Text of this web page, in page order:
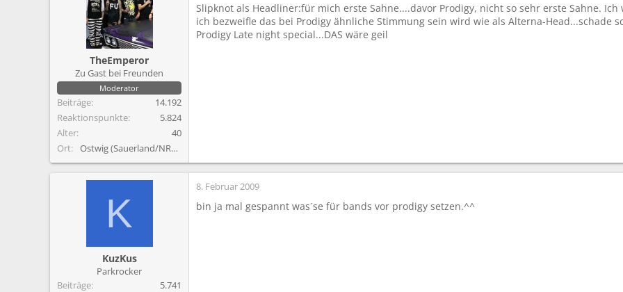
TheEmperor
Zu Gast bei Freunden
Moderator
Beiträge
14.192
Reaktionspunkte
5.824
Alter
40
Ort
Ostwig (Sauerland/NRW)
Slipknot als Headliner:für mich erste Sahne....davor Prodigy, nicht so sehr erste Sahne.
ich bezweifle das bei Prodigy ähnliche Stimmung sein wird wie als Alterna-Head...schade
Prodigy Late night special...DAS wäre geil
K
KuzKus
Parkrocker
Beiträge
5.741
8. Februar 2009
bin ja mal gespannt was´se für bands vor prodigy setzen.^^